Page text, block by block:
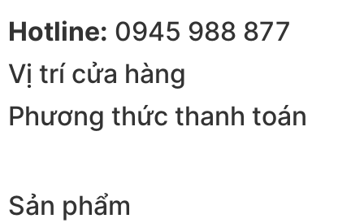
Hotline: 0945 988 877
Vị trí cửa hàng
Phương thức thanh toán
Sản phẩm